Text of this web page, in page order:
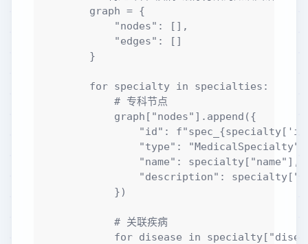
        graph = {
            "nodes": [],
            "edges": []
        }
        for specialty in specialties:
            # 专科节点
            graph["nodes"].append({
"id":
                "type": "MedicalSpecialty",
                "name": specialty["name"],
"description":
            })
            # 关联疾病
for disease in